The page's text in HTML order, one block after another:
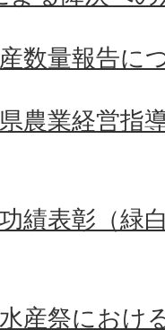
数量報告に
農業経営指
績表彰（緑
産祭におけ